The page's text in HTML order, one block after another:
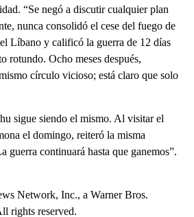
“Se negó a discutir cualquier plan
nunca consolidó el cese del fuego de
Líbano y calificó la guerra de 12 días
rotundo. Ocho meses después,
círculo vicioso; está claro que solo
sigue siendo el mismo. Al visitar el
el domingo, reiteró la misma
guerra continuará hasta que ganemos”.
Network, Inc., a Warner Bros.
rights reserved.